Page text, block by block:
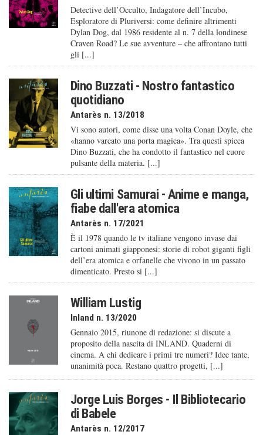
Detective dell’Occulto, Indagatore dell’Incubo,
Esploratore di Pluriversi: come definire altrimenti
Dylan Dog, dal 1986 residente al n. 7 della londinese
Craven Road? Le sue avventure – che affrontano tutti
gli [...]
Dino Buzzati - Nostro fantastico
quotidiano
Antarès n. 13/2018
Vi sono autori, come disse una volta Conan Doyle, che
«hanno varcato una porta magica». Tra questi spicca
Dino Buzzati, che ha condotto il fantastico nel cuore
pulsante della materia. [...]
Gli ultimi Samurai - Anime e manga,
fiabe dall'era atomica
Antarès n. 17/2021
È il 1978 quando le tv italiane vengono invase dai
cartoni animati giapponesi: storie di robot giganti figli
dell’era atomica e orfanelle che vivono in un passato
dimenticato. Presto si [...]
William Lustig
Inland n. 13/2020
Gennaio 2015, riunone di redazione: si discute a
proposito della nascita di INLAND. Quaderni di
cinema. A chi dedicare i primi tre numeri? Idee tante,
unanimità poca. Restano quattro progetti, [...]
Jorge Luis Borges - Il Bibliotecario
di Babele
Antarès n. 12/2017